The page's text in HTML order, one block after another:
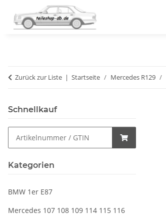
Zurück zur Liste Startseite Mercedes R129
Schnellkauf
Kategorien
BMW 1er E87
Mercedes 107 108 109 114 115 116